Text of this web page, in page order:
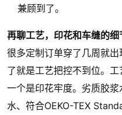
兼顾到了。
再聊工艺，印花和车缝的细
很多定制订单穿了几周就
了就是工艺把控不到位。工
一个是印花牢度。劣质胶
水、符合OEKO-TEX